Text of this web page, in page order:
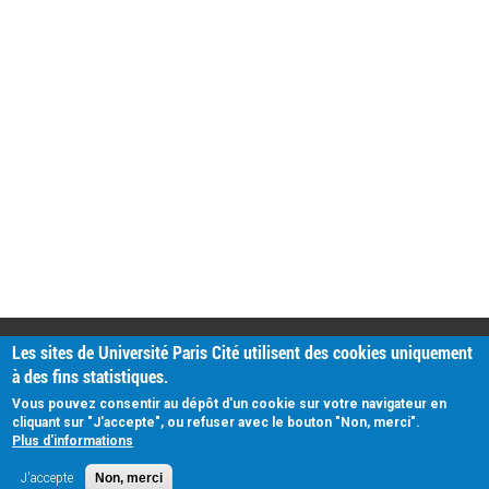
PRATIQUE
Plan d'accès
Intranet
Mentions légales
Données personnelles
Les sites de Université Paris Cité utilisent des cookies uniquement
à des fins statistiques.
Vous pouvez consentir au dépôt d'un cookie sur votre navigateur en
cliquant sur "J'accepte", ou refuser avec le bouton "Non, merci".
Plus d'informations
J'accepte Non, merci